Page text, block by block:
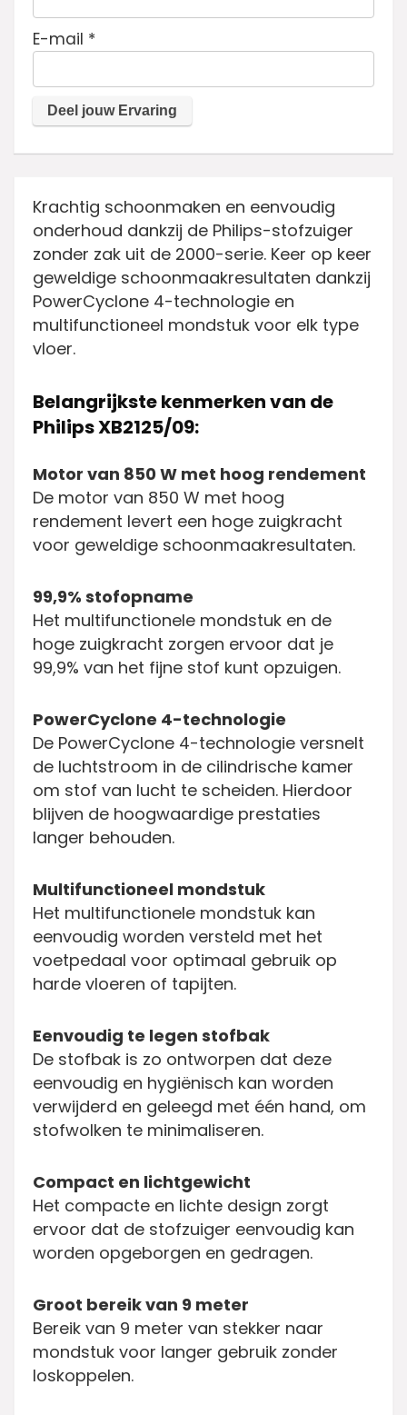
E-mail *
Krachtig schoonmaken en eenvoudig
onderhoud dankzij de Philips-stofzuiger
zonder zak uit de 2000-serie. Keer op keer
geweldige schoonmaakresultaten dankzij
PowerCyclone 4-technologie en
multifunctioneel mondstuk voor elk type
vloer.
Belangrijkste kenmerken van de
Philips XB2125/09:
Motor van 850 W met hoog rendement
De motor van 850 W met hoog
rendement levert een hoge zuigkracht
voor geweldige schoonmaakresultaten.
99,9% stofopname
Het multifunctionele mondstuk en de
hoge zuigkracht zorgen ervoor dat je
99,9% van het fijne stof kunt opzuigen.
PowerCyclone 4-technologie
De PowerCyclone 4-technologie versnelt
de luchtstroom in de cilindrische kamer
om stof van lucht te scheiden. Hierdoor
blijven de hoogwaardige prestaties
langer behouden.
Multifunctioneel mondstuk
Het multifunctionele mondstuk kan
eenvoudig worden versteld met het
voetpedaal voor optimaal gebruik op
harde vloeren of tapijten.
Eenvoudig te legen stofbak
De stofbak is zo ontworpen dat deze
eenvoudig en hygiënisch kan worden
verwijderd en geleegd met één hand, om
stofwolken te minimaliseren.
Compact en lichtgewicht
Het compacte en lichte design zorgt
ervoor dat de stofzuiger eenvoudig kan
worden opgeborgen en gedragen.
Groot bereik van 9 meter
Bereik van 9 meter van stekker naar
mondstuk voor langer gebruik zonder
loskoppelen.